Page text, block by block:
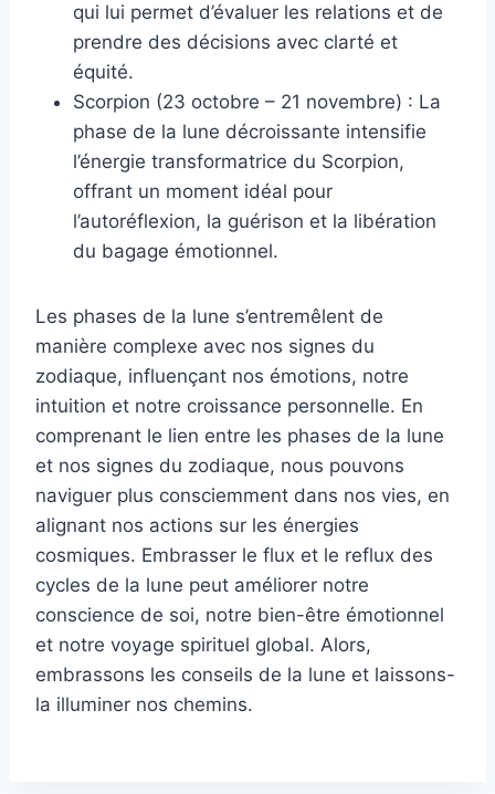
qui lui permet d’évaluer les relations et de
prendre des décisions avec clarté et
équité.
Scorpion (23 octobre – 21 novembre) : La
phase de la lune décroissante intensifie
l’énergie transformatrice du Scorpion,
offrant un moment idéal pour
l’autoréflexion, la guérison et la libération
du bagage émotionnel.
Les phases de la lune s’entremêlent de
manière complexe avec nos signes du
zodiaque, influençant nos émotions, notre
intuition et notre croissance personnelle. En
comprenant le lien entre les phases de la lune
et nos signes du zodiaque, nous pouvons
naviguer plus consciemment dans nos vies, en
alignant nos actions sur les énergies
cosmiques. Embrasser le flux et le reflux des
cycles de la lune peut améliorer notre
conscience de soi, notre bien-être émotionnel
et notre voyage spirituel global. Alors,
embrassons les conseils de la lune et laissons-
la illuminer nos chemins.